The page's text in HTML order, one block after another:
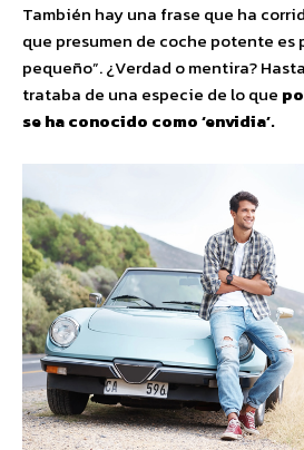
También hay una frase que ha
que presumen de coche potente
pequeño”. ¿Verdad o mentira?
trataba de una especie de lo que
se ha conocido como ‘envidia’.